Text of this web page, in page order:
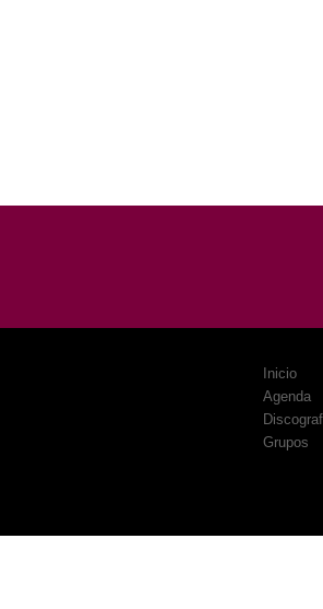
Inicio
Agenda
Grupos